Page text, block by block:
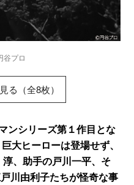
谷プロ
る（全8枚）
ンシリーズ第１作目とな
大ヒーローは登場せず、
、助手の戸川一平、そ
川由利子たちが怪奇な事